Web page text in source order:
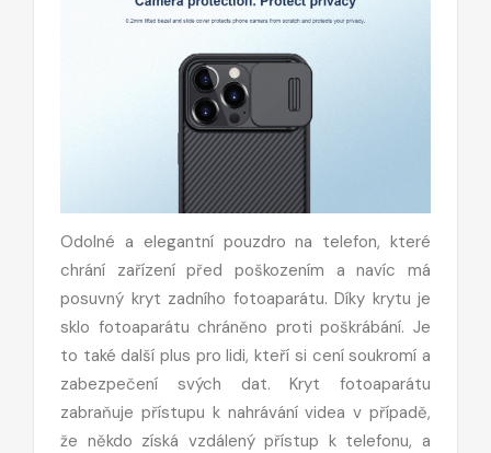
Odolné a elegantní pouzdro na telefon, které
chrání zařízení před poškozením a navíc má
posuvný kryt zadního fotoaparátu. Díky krytu je
sklo fotoaparátu chráněno proti poškrábání. Je
to také další plus pro lidi, kteří si cení soukromí a
zabezpečení svých dat. Kryt fotoaparátu
zabraňuje přístupu k nahrávání videa v případě,
že někdo získá vzdálený přístup k telefonu, a